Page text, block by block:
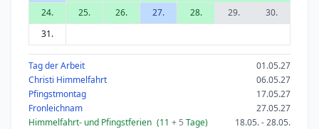
24.
25. 26. 27. 28. 29.
30.
31.
Tag der Arbeit
01.05.27
Christi Himmelfahrt
06.05.27
Pfingstmontag
17.05.27
Fronleichnam
27.05.27
Himmelfahrt- und Pfingstferien (11 + 5 Tage) 18.05. - 28.05.